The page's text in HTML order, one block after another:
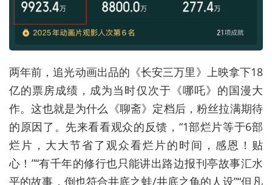
两年前，追光动画出品的《长安三万里》上映拿下18
亿的票房成绩，成为当时仅次于《哪吒》的国漫大
作。这也就是为什么《聊斋》定档后，粉丝拉满期待
的原因了。先来看看观众的反馈，“1部烂片等于6部
烂片，大大节省了观众看烂片的时间，感恩！贴
心！”“有千年的修行也只能讲出路边报刊亭故事汇水
平的故事，倒也符合井底之蛙/井底之龟的人设”“但凡